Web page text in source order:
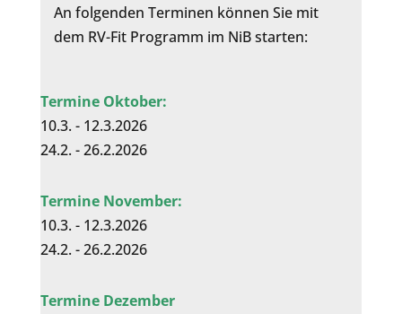
An folgenden Terminen können Sie mit
dem RV-Fit Programm im NiB starten:
Termine Oktober:
10.3. - 12.3.2026
24.2. - 26.2.2026
Termine November:
10.3. - 12.3.2026
24.2. - 26.2.2026
Termine Dezember